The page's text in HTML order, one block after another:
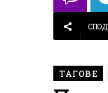
ТАГОВЕ